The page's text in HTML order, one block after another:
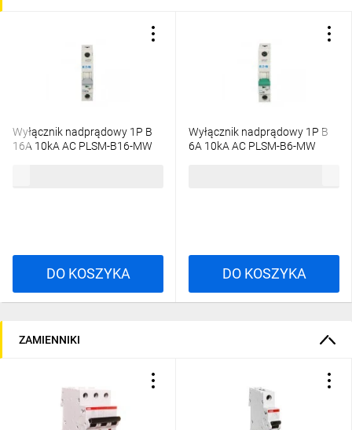
Wyłącznik nadprądowy 1P B
16A 10kA AC PLSM-B16-MW
DO KOSZYKA
Wyłącznik nadprądowy 1P B
6A 10kA AC PLSM-B6-MW
DO KOSZYKA
ZAMIENNIKI